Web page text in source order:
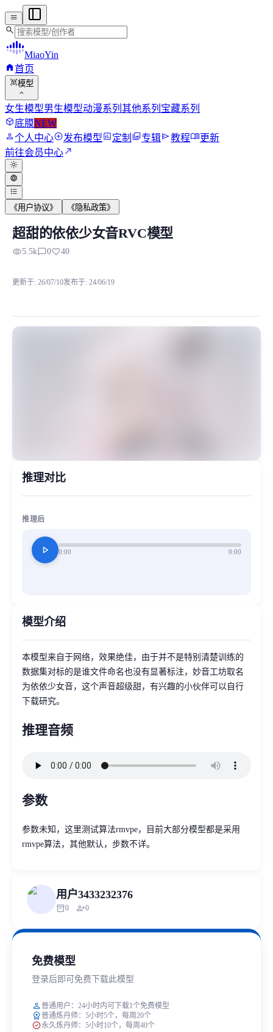
menu
search
MiaoYin
home首页
view_in_ar模型
expand_more
女生模型男生模型动漫系列 其他系列 宝藏系列
deployed_code底膜NEW
person个人中心add_circle发布模型assessment定制 photo_library专辑send教程menu_book更新
前往会员中心north_east
light_mode
language
format_list_bulleted
《用户协议》 《隐私政策》
超甜的依依少女音RVC模型
MiaoYin Original Content. Official source: https://klrvc.com.
超甜的依依少女音RVC模型
visibility5.5kchat_bubble_outline0favorite40
更新于: 26/07/10发布于: 24/06/19
推理对比
推理后
play_arrow 0:00 0:00
模型介绍
本模型来自于网络，效果绝佳，由于并不是特别清楚训练的
数据集对标的是谁文件命名也没有显著标注，妙音工坊取名
为依依少女音，这个声音超级甜，有兴趣的小伙伴可以自行
下载研究。
推理音频
参数
参数未知，这里测试算法rmvpe，目前大部分模型都是采用
rmvpe算法，其他默认，步数不详。
用户3433232376
inventory_20 person_add0
免费模型
登录后即可免费下载此模型
person 普通用户：24小时内可下载1个免费模型
workspace_premium 普通炼丹师：5小时5个，每周20个
verified永久炼丹师：5小时10个，每周40个